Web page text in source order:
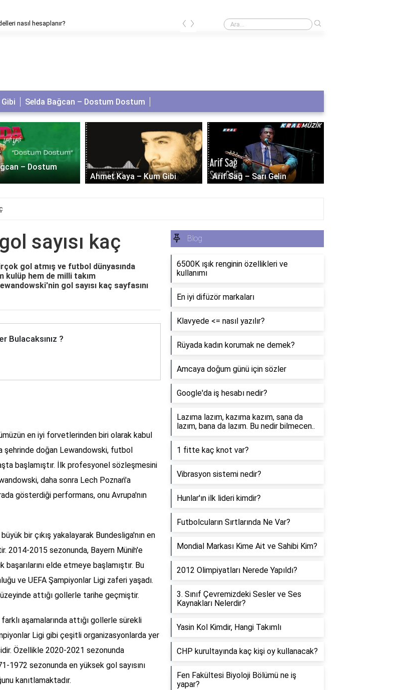
nasıl hesaplanır? Pasaport harç bedelleri nasıl hesaplanır?
‹ ›
Selda Bağcan – Dostum Dostum
– Dostum
Ahmet Kaya – Kum Gibi Arif Sağ – Sarı Gelin
sayısı kaç
gol atmış ve futbol dünyasında
kulüp hem de milli takım
gol sayısı kaç sayfasını
Bulacaksınız ?
en iyi forvetlerinden biri olarak kabul
şehrinde doğan Lewandowski, futbol
başlamıştır. İlk profesyonel sözleşmesini
daha sonra Lech Poznań'a
gösterdiği performans, onu Avrupa'nın
bir çıkış yakalayarak Bundesliga'nın en
2014-2015 sezonunda, Bayern Münih'e
elde etmeye başlamıştır. Bu
ve UEFA Şampiyonlar Ligi zaferi yaşadı.
attığı gollerle tarihe geçmiştir.
aşamalarında attığı gollerle sürekli
Ligi gibi çeşitli organizasyonlarda yer
Özellikle 2020-2021 sezonunda
1972 sezonunda en yüksek gol sayısını
kanıtlamaktadır.
Blog
6500K ışık renginin özellikleri ve
kullanımı
En iyi difüzör markaları
Klavyede <= nasıl yazılır?
Rüyada kadın korumak ne demek?
Amcaya doğum günü için sözler
Google'da iş hesabı nedir?
Lazıma lazım, kazıma kazım, sana da
lazım, bana da lazım. Bu nedir bilmecen..
1 fitte kaç knot var?
Vibrasyon sistemi nedir?
Hunlar'ın ilk lideri kimdir?
Futbolcuların Sırtlarında Ne Var?
Mondial Markası Kime Ait ve Sahibi Kim?
2012 Olimpiyatları Nerede Yapıldı?
3. Sınıf Çevremizdeki Sesler ve Ses
Kaynakları Nelerdir?
Yasin Kol Kimdir, Hangi Takımlı
CHP kurultayında kaç kişi oy kullanacak?
Fen Fakültesi Biyoloji Bölümü ne iş
yapar?